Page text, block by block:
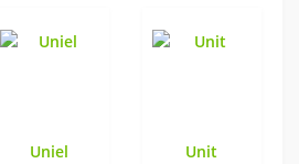
Uniel Unit